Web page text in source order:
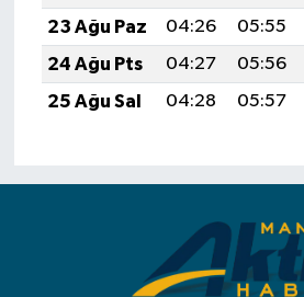
23 Ağu Paz
04:26 05:55
24 Ağu Pts
04:27 05:56
25 Ağu Sal
04:28 05:57